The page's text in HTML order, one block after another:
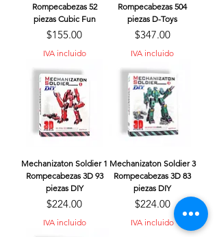
Rompecabezas 52
piezas Cubic Fun
Precio
$155.00
IVA incluido
Rompecabezas 504
piezas D-Toys
Precio
$347.00
IVA incluido
Mechanizaton Soldier 1
Rompecabezas 3D 93
piezas DIY
Precio
$224.00
IVA incluido
Mechanizaton Soldier 3
Rompecabezas 3D 83
piezas DIY
Precio
$224.00
IVA incluido